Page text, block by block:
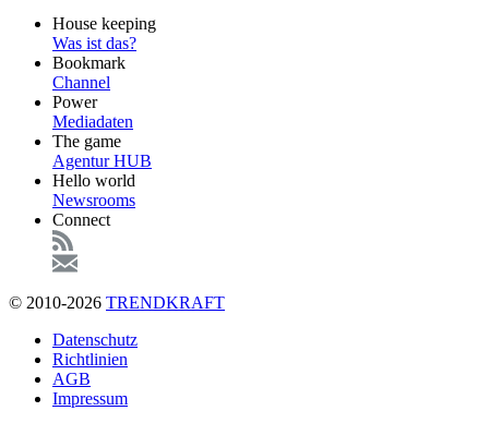
FooterHouse keeping
Was ist das?
Bookmark
Channel
Power
Mediadaten
The game
Agentur HUB
Hello world
Newsrooms
Connect
© 2010-2026 TRENDKRAFT
FußzeileDatenschutz
Richtlinien
AGB
Impressum